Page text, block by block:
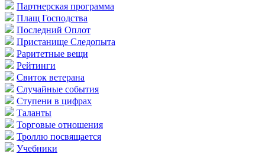
Партнерская программа
Плащ Господства
Последний Оплот
Пристанище Следопыта
Раритетные вещи
Рейтинги
Свиток ветерана
Случайные события
Ступени в цифрах
Таланты
Торговые отношения
Троллю посвящается
Учебники